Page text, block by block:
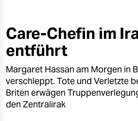
öko
gesellschaft
kultur
sport
Care-Chefin im
entführt
Margaret Hassan am Morgen in
verschleppt. Tote und Verletzte
Briten erwägen
den Zentralirak